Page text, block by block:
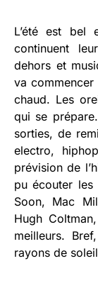
L’été est bel
continuent
dehors et
va
chaud. Les
qui se
sorties, de
electro,
prévision de
pu écouter les
Soon, Mac
Hugh
meilleurs.
rayons de